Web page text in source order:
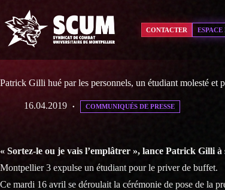
contenu
CONTACTER ESPACE
Patrick Gilli hué par les personnels, un étudiant molesté et
16.04.2019 COMMUNIQUÉS DE PRESSE
« Sortez-le ou je vais l’emplâtrer », lance Patrick Gilli
Montpellier 3 expulse un étudiant pour le priver de buffet.
Ce mardi 16 avril se déroulait la cérémonie de pose de la